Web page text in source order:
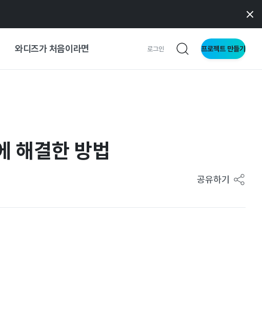
와디즈가 처음이라면 로그인 프로젝트 만들기
창작형
비즈니스형
해결한 방법
공유하기